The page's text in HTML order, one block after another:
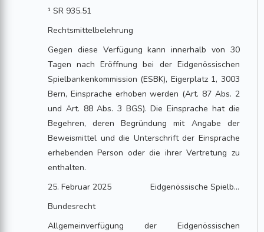
¹ SR 935.51
Rechtsmittelbelehrung
Gegen diese Verfügung kann innerhalb von 30
Tagen nach Eröffnung bei der Eidgenössischen
Spielbankenkommission (ESBK), Eigerplatz 1, 3003
Bern, Einsprache erhoben werden (Art. 87 Abs. 2
und Art. 88 Abs. 3 BGS). Die Einsprache hat die
Begehren, deren Begründung mit Angabe der
Beweismittel und die Unterschrift der Einsprache
erhebenden Person oder die ihrer Vertretung zu
enthalten.
25. Februar 2025
Eidgenössische Spielbankenkommission Leiter Sekretariat: Thomas Fritschi Bersier
Bundesrecht
Allgemeinverfügung der Eidgenössischen